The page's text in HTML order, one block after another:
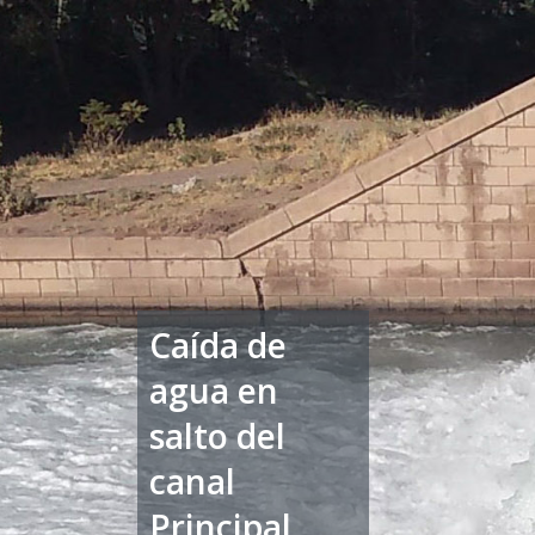
Caída de
agua en
salto del
canal